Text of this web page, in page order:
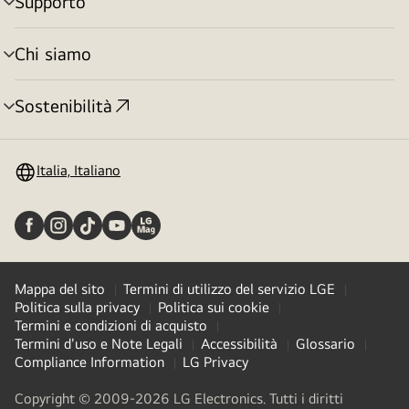
Attivazione
menu
Chi siamo
Attivazione
menu
Sostenibilità
Attivazione
Italia, Italiano
Mappa del sito
Termini di utilizzo del servizio LGE
Politica sulla privacy
Politica sui cookie
Termini e condizioni di acquisto
Termini d'uso e Note Legali
Accessibilità
Glossario
Compliance Information
LG Privacy
Copyright © 2009-2026 LG Electronics. Tutti i diritti